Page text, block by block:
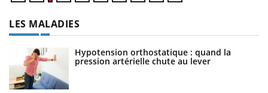
LES MALADIES
Hypotension orthostatique : quand la
pression artérielle chute au lever